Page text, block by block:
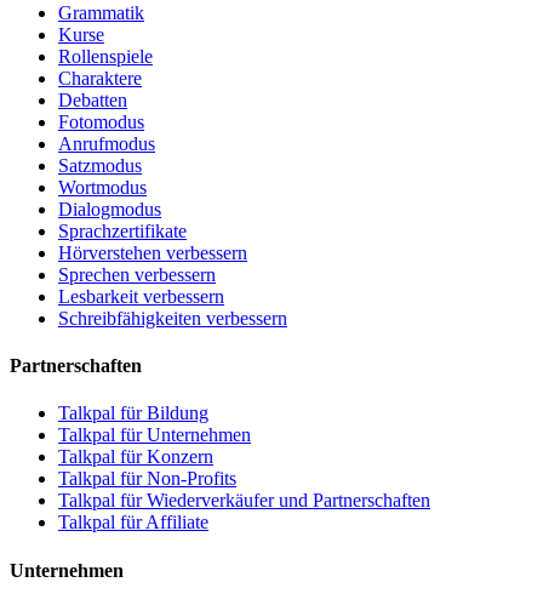
Grammatik
Kurse
Rollenspiele
Charaktere
Debatten
Fotomodus
Anrufmodus
Satzmodus
Wortmodus
Dialogmodus
Sprachzertifikate
Hörverstehen verbessern
Sprechen verbessern
Lesbarkeit verbessern
Schreibfähigkeiten verbessern
Partnerschaften
Talkpal für Bildung
Talkpal für Unternehmen
Talkpal für Konzern
Talkpal für Non-Profits
Talkpal für Wiederverkäufer und Partnerschaften
Talkpal für Affiliate
Unternehmen